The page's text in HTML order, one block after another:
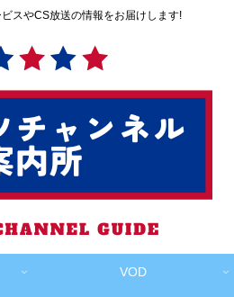
スやCS放送の情報をお届けします!
VOD